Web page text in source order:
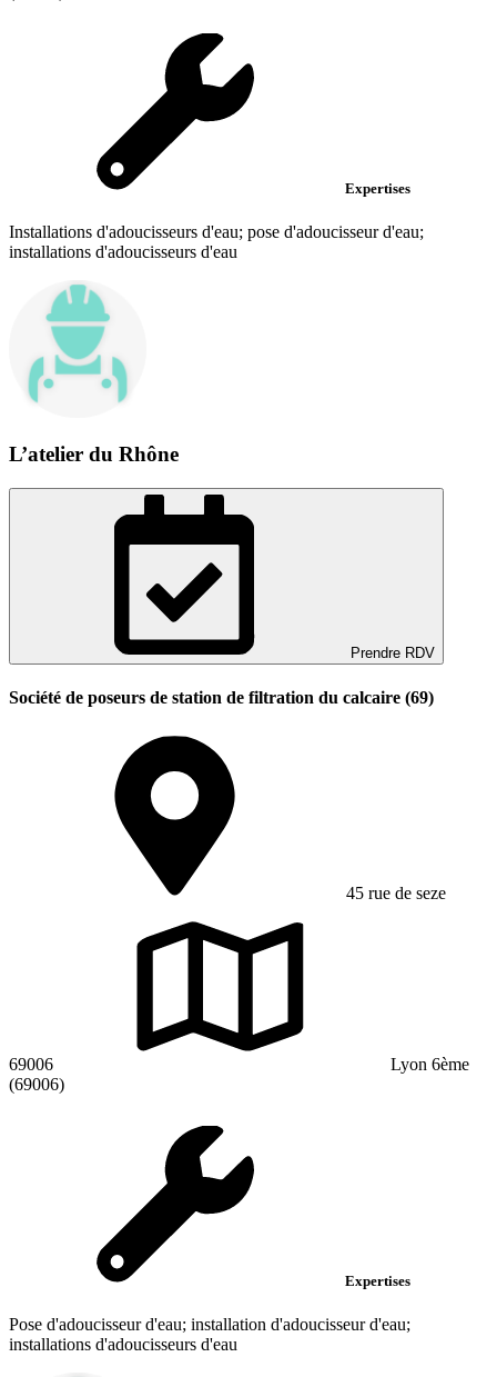
Expertises
Installations d'adoucisseurs d'eau; pose d'adoucisseur d'eau;
installations d'adoucisseurs d'eau
L’atelier du Rhône
Prendre RDV
Société de poseurs de station de filtration du calcaire (69)
45 rue de seze
69006
Lyon 6ème
(69006)
Expertises
Pose d'adoucisseur d'eau; installation d'adoucisseur d'eau;
installations d'adoucisseurs d'eau